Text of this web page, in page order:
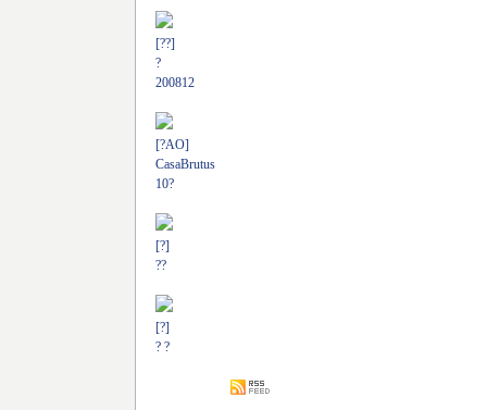
[??]
?
200812
[?AO]
CasaBrutus
10?
[?]
??
[?]
? ?